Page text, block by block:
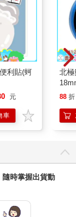
又不受懷疑。這都
。
我會在可能的範圍
大先賢腳步，誠心
死而後已。
沒有戰火，讓社會
正在不斷惡化，出
迎接少子高齡化的
利貼(蚵
元
車
北
88 折
時掌握出貨動